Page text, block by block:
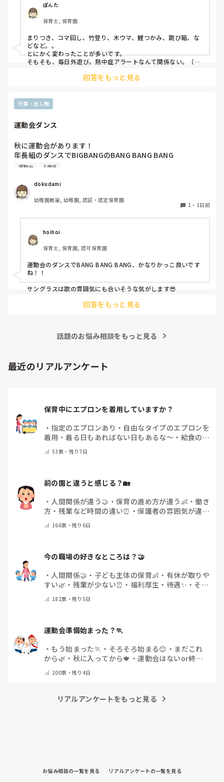
ぽんた
保育士, 保育園
まりつき、コマ回し、竹登り、木ウマ、鯉つかみ、跳び箱、な
どなど。。
とにかく変わったことが多いです。
そもそも、毎日外遊び。熱中症アラートなんて関係ない。（日
回答をもっと見る
行事・出し物
運動会ダンス
秋に運動会があります！
年長組のダンスでBIGBANGのBANG BANG BANG
踊ります！
運動会 5歳児
dokudami
幼稚園教諭, 幼稚園, 認証・認定保育園
1 ・ 1日前
hoihoi
保育士, 保育園, 認可保育園
運動会のダンスでBANG BANG BANG、かなりかっこ良いです
ね！！
サングラスは歌の雰囲気にも合いそうな気がします😎
回答をもっと見る
話題のお悩み相談をもっと見る
最近のリアルアンケート
保育中にエプロンを着用していますか？
・ 指定のエプロンあり ・ 自由なタイプのエプロンを
着用 ・着る日もあればない日もあるな～ ・ 給食のと
で教えてください)
53票・ 残り7日
前の園と違うと感じる？🏡
・ 人間関係が違う🤝 ・ 保育の進め方が違う👶 ・働き
方・残業など時間の違い⏰ ・保護者の雰囲気が違う
で教えてください)
166票・残り6日
・ 人間関係🤝 ・ 子ども主体の保育👶 ・ 有休が取りや
すい🌿 ・ 残業が少ない⏰ ・ 福利厚生・待遇✨ ・ その
182票・残り5日
運動会準備始まった？🏃
・ もう始まった🏃 ・ そろそろ始まる😊 ・ まだこれ
から🌿 ・ 秋に入ってから🍁 ・運動会はないor終わ
200票・残り4日
リアルアンケートをもっと見る
お悩み相談の一覧を見る リアルアンケートの一覧を見る